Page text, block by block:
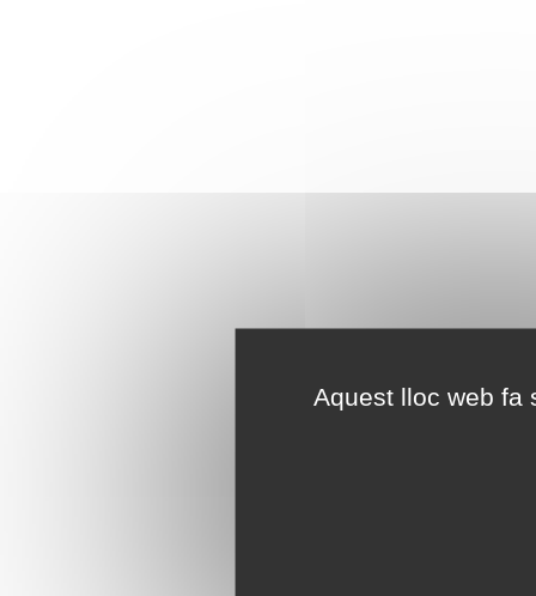
Aquest lloc web fa